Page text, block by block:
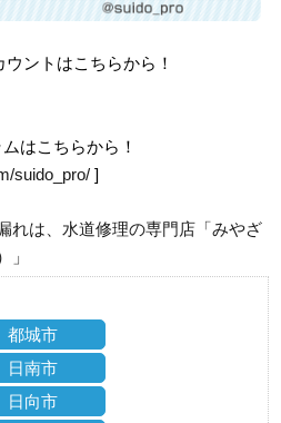
ントはこちらから！
はこちらから！
suido_pro/ ]
れは、水道修理の専門店「みやざ
」
都城市
日南市
日向市